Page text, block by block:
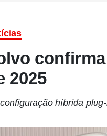
2025
híbrida